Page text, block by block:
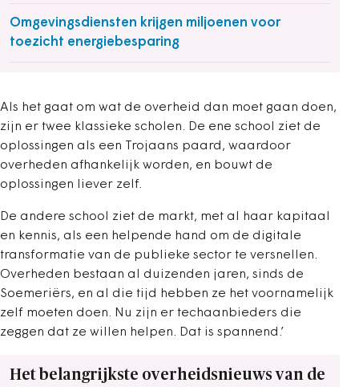
Omgevingsdiensten krijgen miljoenen voor
toezicht energiebesparing
Als het gaat om wat de overheid dan moet gaan doen,
zijn er twee klassieke scholen. De ene school ziet de
oplossingen als een Trojaans paard, waardoor
overheden afhankelijk worden, en bouwt de
oplossingen liever zelf.
De andere school ziet de markt, met al haar kapitaal
en kennis, als een helpende hand om de digitale
transformatie van de publieke sector te versnellen.
Overheden bestaan al duizenden jaren, sinds de
Soemeriërs, en al die tijd hebben ze het voornamelijk
zelf moeten doen. Nu zijn er techaanbieders die
zeggen dat ze willen helpen. Dat is spannend.’
Het belangrijkste overheidsnieuws van de